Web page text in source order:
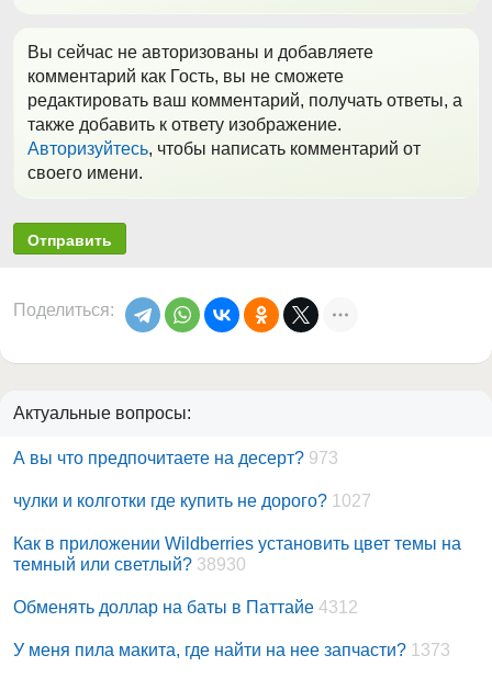
Вы сейчас не авторизованы и добавляете
комментарий как Гость, вы не сможете
редактировать ваш комментарий, получать ответы, а
также добавить к ответу изображение.
Авторизуйтесь, чтобы написать комментарий от
своего имени.
Отправить
Поделиться:
Актуальные вопросы:
А вы что предпочитаете на десерт? 973
чулки и колготки где купить не дорого? 1027
Как в приложении Wildberries установить цвет темы на
темный или светлый? 38930
Обменять доллар на баты в Паттайе 4312
У меня пила макита, где найти на нее запчасти? 1373